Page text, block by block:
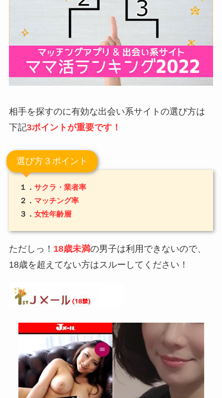
相手を探すのに有効な出会い系サイトの選び方は
下記3ポイントが重要です！
選び方３ポイント
１． サクラ・業者率
２． マッチング率
３． 女性年齢層
ただしっ！ 18歳未満の男子は利用できないので、
18歳を超えてない方はスルーしてください！